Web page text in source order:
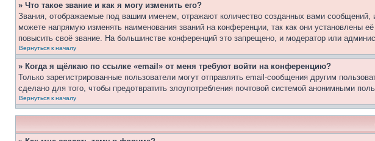
» Что такое звание и как я могу изменить его?
Звания, отображаемые под вашим именем, отражают количество созданных вами
можете напрямую изменять наименования званий на конференции, так как они
повысить своё звание. На большинстве конференций это запрещено, и модератор или
Вернуться к началу
» Когда я щёлкаю по ссылке «email» от меня требуют войти на конференцию?
Только зарегистрированные пользователи могут отправлять email-сообщения другим
сделано для того, чтобы предотвратить злоупотребления почтовой системой анонимными
Вернуться к началу